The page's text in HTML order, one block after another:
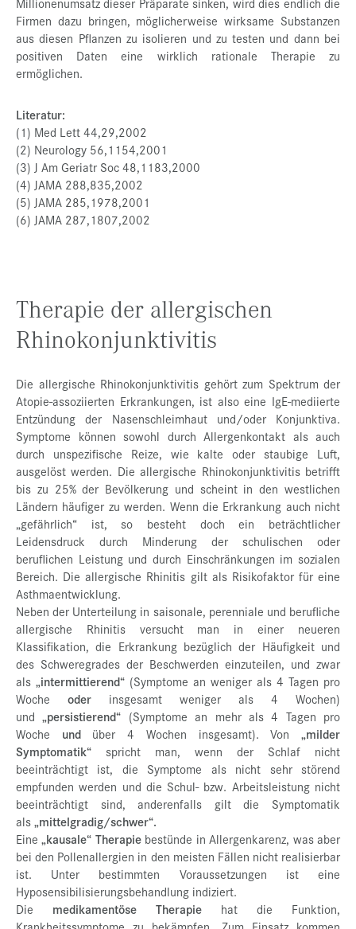
Firmen dazu bringen, möglicherweise wirksame Substanzen
aus diesen Pflanzen zu isolieren und zu testen und dann bei
positiven Daten eine wirklich rationale Therapie zu
ermöglichen.
Literatur:
(1) Med Lett 44,29,2002
(2) Neurology 56,1154,2001
(3) J Am Geriatr Soc 48,1183,2000
(4) JAMA 288,835,2002
(5) JAMA 285,1978,2001
(6) JAMA 287,1807,2002
Therapie der allergischen
Rhinokonjunktivitis
Die allergische Rhinokonjunktivitis gehört zum Spektrum der
Atopie-assoziierten Erkrankungen, ist also eine IgE-mediierte
Entzündung der Nasenschleimhaut und/oder Konjunktiva.
Symptome können sowohl durch Allergenkontakt als auch
durch unspezifische Reize, wie kalte oder staubige Luft,
ausgelöst werden. Die allergische Rhinokonjunktivitis betrifft
bis zu 25% der Bevölkerung und scheint in den westlichen
Ländern häufiger zu werden. Wenn die Erkrankung auch nicht
„gefährlich“ ist, so besteht doch ein beträchtlicher
Leidensdruck durch Minderung der schulischen oder
beruflichen Leistung und durch Einschränkungen im sozialen
Bereich. Die allergische Rhinitis gilt als Risikofaktor für eine
Asthmaentwicklung.
Neben der Unterteilung in saisonale, perenniale und berufliche
allergische Rhinitis versucht man in einer neueren
Klassifikation, die Erkrankung bezüglich der Häufigkeit und
des Schweregrades der Beschwerden einzuteilen, und zwar
als „intermittierend“ (Symptome an weniger als 4 Tagen pro
Woche oder insgesamt weniger als 4 Wochen)
und„persistierend“ (Symptome an mehr als 4 Tagen pro
Woche undüber 4 Wochen insgesamt). Von„milder
Symptomatik“ spricht man, wenn der Schlaf nicht
beeinträchtigt ist, die Symptome als nicht sehr störend
empfunden werden und die Schul- bzw. Arbeitsleistung nicht
beeinträchtigt sind, anderenfalls gilt die Symptomatik
als„mittelgradig/schwer“.
Eine„kausale“ Therapiebestünde in Allergenkarenz, was aber
bei den Pollenallergien in den meisten Fällen nicht realisierbar
ist. Unter bestimmten Voraussetzungen ist eine
Hyposensibilisierungsbehandlung indiziert.
Die medikamentöse Therapie hat die Funktion,